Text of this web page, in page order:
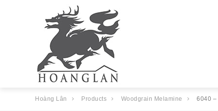
Hoàng Lân Products Woodgrain Melamine 6040 –